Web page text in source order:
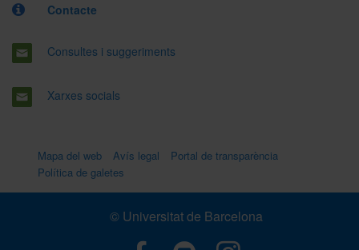
Contacte
Consultes i suggeriments
Xarxes socials
Mapa del web Avís legal
Portal de transparència
Política de galetes
© Universitat de Barcelona